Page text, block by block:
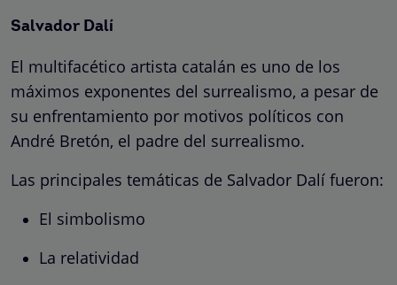
Salvador Dalí
El multifacético artista catalán es uno de los
máximos exponentes del surrealismo, a pesar de
su enfrentamiento por motivos políticos con
André Bretón, el padre del surrealismo.
Las principales temáticas de Salvador Dalí fueron:
El simbolismo
La relatividad